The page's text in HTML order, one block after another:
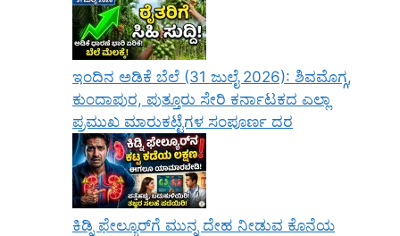
ಇಂದಿನ ಅಡಿಕೆ ಬೆಲೆ (31 ಜುಲೈ 2026): ಶಿವಮೊಗ್ಗ,
ಕುಂದಾಪುರ, ಪುತ್ತೂರು ಸೇರಿ ಕರ್ನಾಟಕದ ಎಲ್ಲಾ
ಪ್ರಮುಖ ಮಾರುಕಟ್ಟೆಗಳ ಸಂಪೂರ್ಣ ದರ
ಕಿಡ್ನಿ ಫೇಲ್ಯೂರ್‌ಗೆ ಮುನ್ನ ದೇಹ ನೀಡುವ ಕೊನೆಯ